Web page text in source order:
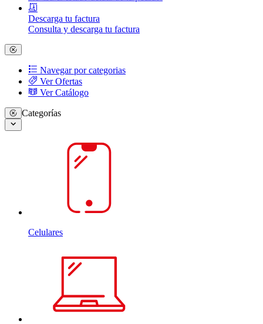
Descarga tu factura
Consulta y descarga tu factura
Navegar por categorias
Ver Ofertas
Ver Catálogo
Categorías
Celulares